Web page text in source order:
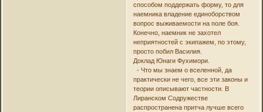
способом поддержать форму, то для
наемника владение единоборством
вопрос выживаемости на поле боя.
Конечно, наемник не захотел
неприятностей с экипажем, по этому,
просто побил Василия.
Доклад Юнаги Фухимори.
- Что мы знаем о вселенной, да
практически не чего, все эти законы и
теории описывают частности. В
Лиранском Содружестве
распространена притча лучше всего